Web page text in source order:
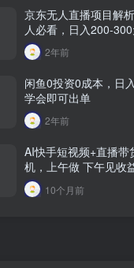
京东无人直播项目解
人必看，日入200-
享
2年前
闲鱼0投资0成本，日入
学会即可出单
2年前
AI快手短视频+直播
机，上午做 下午见收
日入500+!
10个月前